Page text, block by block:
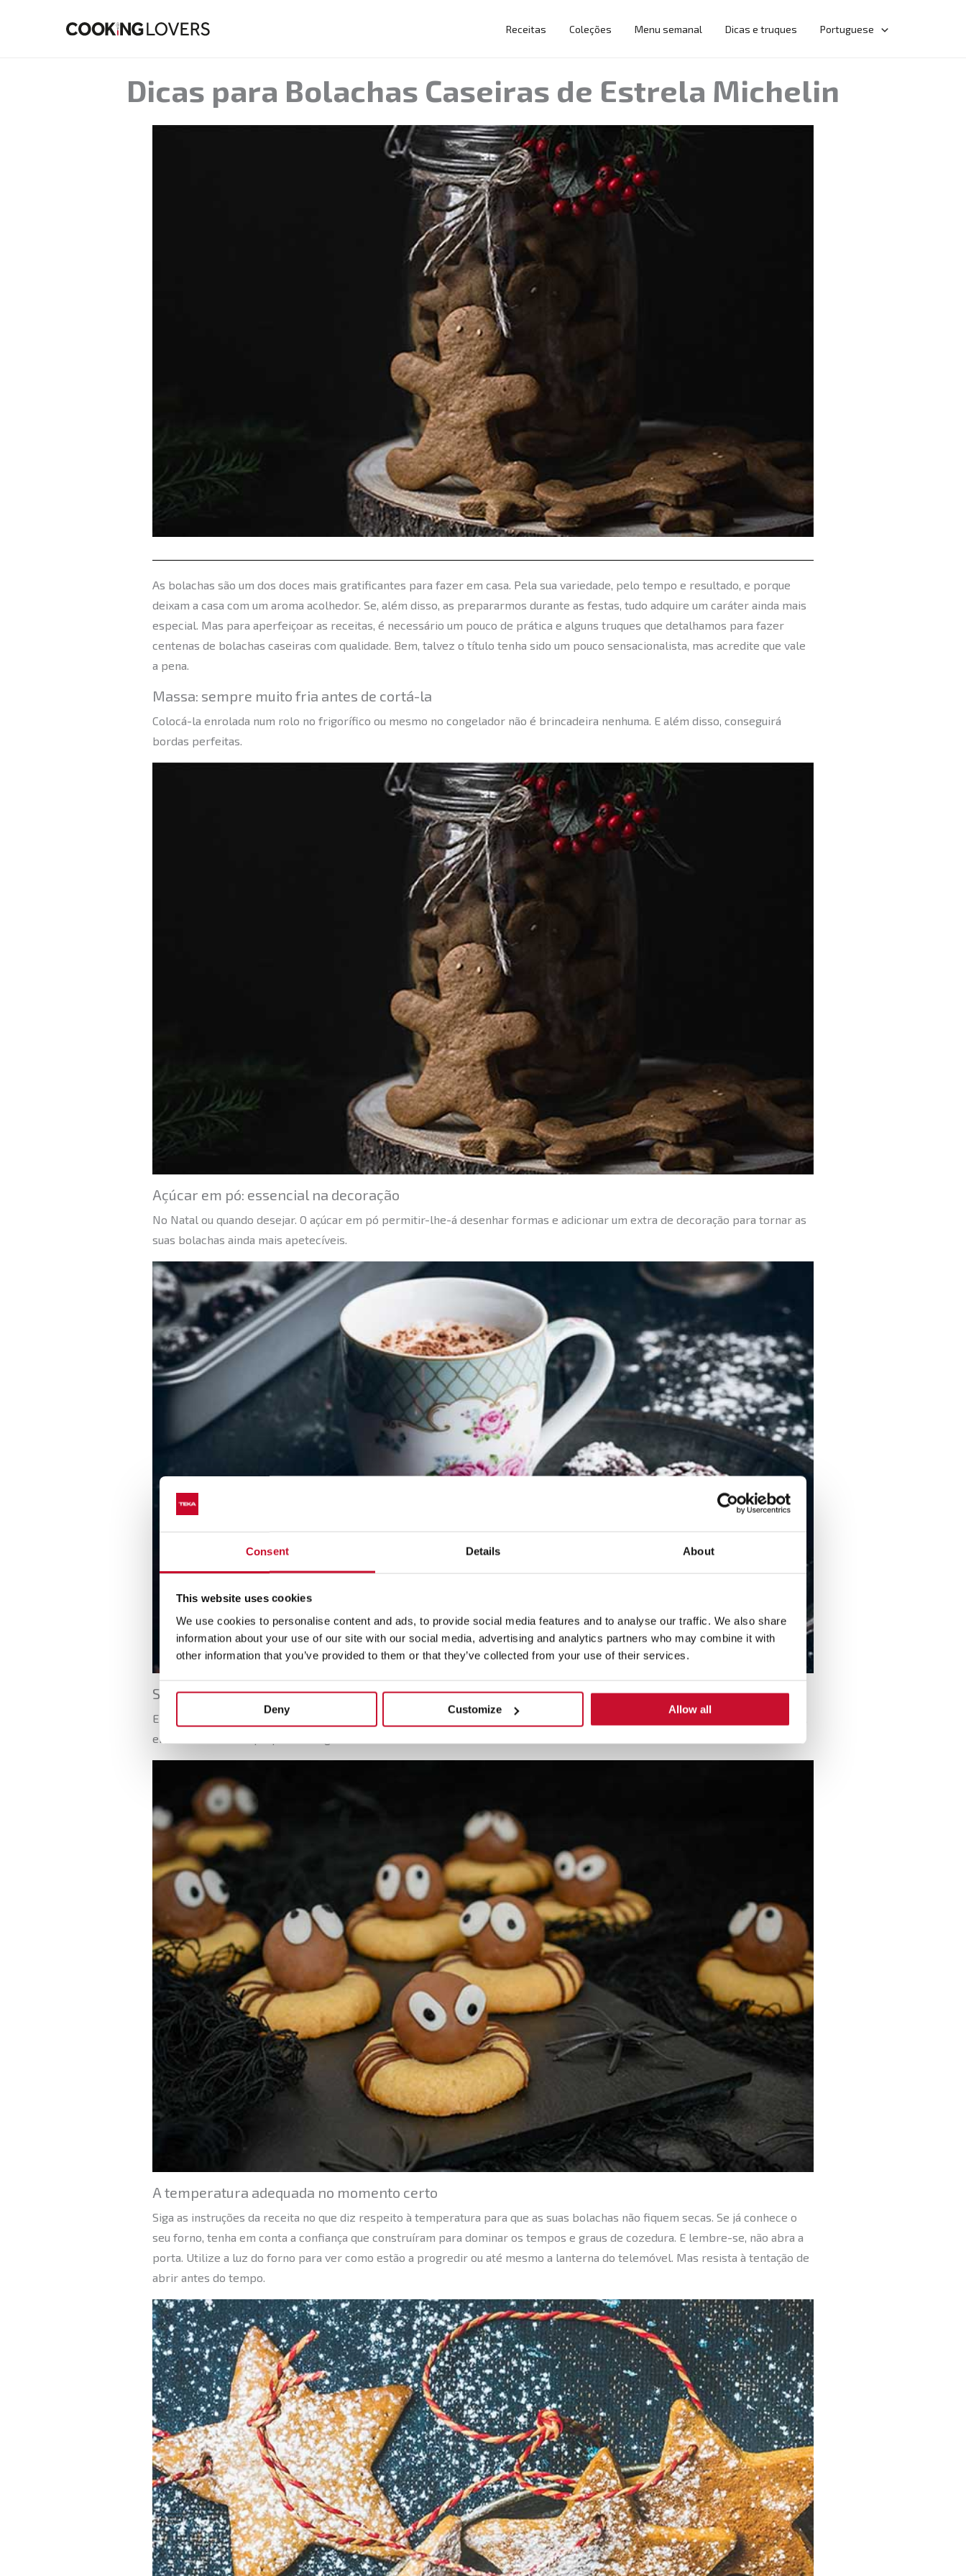
Consent Details About
This website uses cookies
We use cookies to personalise content and ads, to provide social media features and to analyse our traffic. We also share
information about your use of our site with our social media, advertising and analytics partners who may combine it with
other information that you’ve provided to them or that they’ve collected from your use of their services.
Deny Customize Allow all
Receitas Coleções Menu semanal Dicas e truques Portuguese
Dicas para Bolachas Caseiras de Estrela Michelin
As bolachas são um dos doces mais gratificantes para fazer em casa. Pela sua variedade, pelo tempo e resultado, e porque
deixam a casa com um aroma acolhedor. Se, além disso, as prepararmos durante as festas, tudo adquire um caráter ainda mais
especial. Mas para aperfeiçoar as receitas, é necessário um pouco de prática e alguns truques que detalhamos para fazer
centenas de bolachas caseiras com qualidade. Bem, talvez o título tenha sido um pouco sensacionalista, mas acredite que vale
a pena.
Massa: sempre muito fria antes de cortá-la
Colocá-la enrolada num rolo no frigorífico ou mesmo no congelador não é brincadeira nenhuma. E além disso, conseguirá
bordas perfeitas.
Açúcar em pó: essencial na decoração
No Natal ou quando desejar. O açúcar em pó permitir-lhe-á desenhar formas e adicionar um extra de decoração para tornar as
suas bolachas ainda mais apetecíveis.
Saco de pasteleiro: decoração avançada
E o passo natural seguinte ao açúcar em pó. O saco de pasteleiro ajudá-lo-á a criar uma decoração única para as suas bolachas,
em todas as cores que possa imaginar.
A temperatura adequada no momento certo
Siga as instruções da receita no que diz respeito à temperatura para que as suas bolachas não fiquem secas. Se já conhece o
seu forno, tenha em conta a confiança que construíram para dominar os tempos e graus de cozedura. E lembre-se, não abra a
porta. Utilize a luz do forno para ver como estão a progredir ou até mesmo a lanterna do telemóvel. Mas resista à tentação de
abrir antes do tempo.